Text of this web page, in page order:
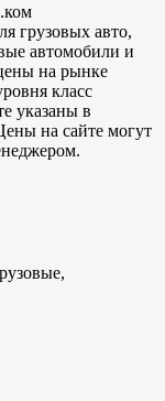
грузовых авто,
автомобили и
на рынке
класс
указаны в
на сайте могут